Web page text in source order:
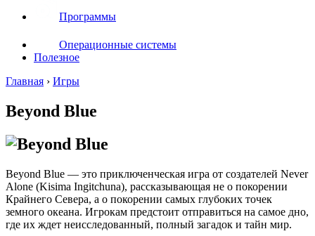
Программы
Операционные системы
Полезное
Главная › Игры
Beyond Blue
Beyond Blue — это приключенческая игра от создателей Never
Alone (Kisima Ingitchuna), рассказывающая не о покорении
Крайнего Севера, а о покорении самых глубоких точек
земного океана. Игрокам предстоит отправиться на самое дно,
где их ждет неисследованный, полный загадок и тайн мир.